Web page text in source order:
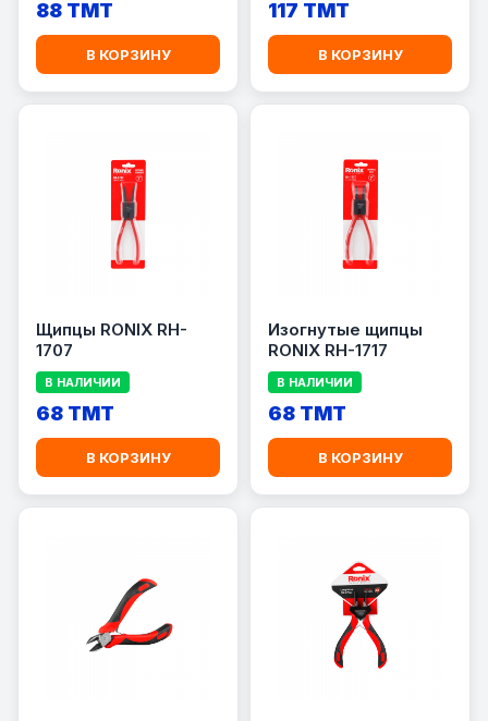
88 TMT
В КОРЗИНУ
117 TMT
В КОРЗИНУ
Щипцы RONIX RH-
1707
В НАЛИЧИИ
68 TMT
В КОРЗИНУ
Изогнутые щипцы
RONIX RH-1717
В НАЛИЧИИ
68 TMT
В КОРЗИНУ